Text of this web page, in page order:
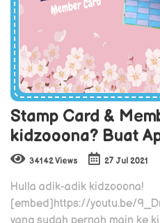
Stamp Card &
kidzooona? Buat
34142 Views 27 Jul 2021
Hulla adik-adik kidzooona!
[embed]https://youtu.be/